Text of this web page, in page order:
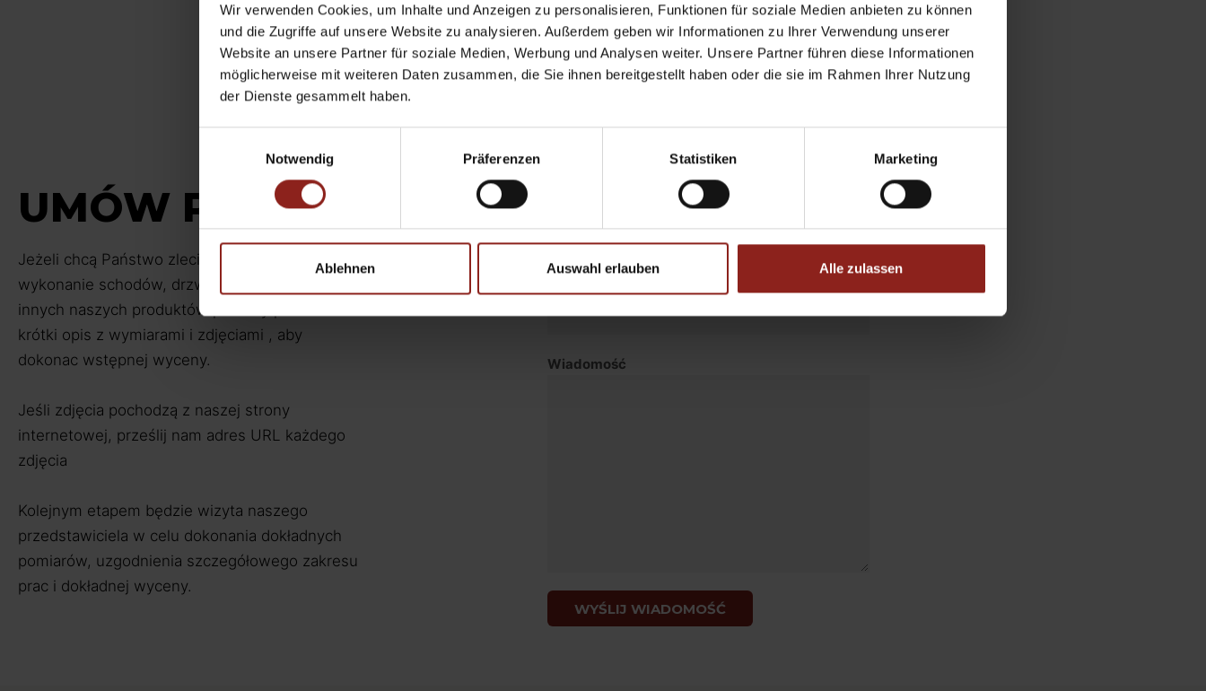
Wir verwenden Cookies, um Inhalte und Anzeigen zu personalisieren, Funktionen für soziale Medien anbieten zu können
und die Zugriffe auf unsere Website zu analysieren. Außerdem geben wir Informationen zu Ihrer Verwendung unserer
Website an unsere Partner für soziale Medien, Werbung und Analysen weiter. Unsere Partner führen diese Informationen
möglicherweise mit weiteren Daten zusammen, die Sie ihnen bereitgestellt haben oder die sie im Rahmen Ihrer Nutzung
der Dienste gesammelt haben.
Notwendig
Präferenzen Statistiken Marketing
Ablehnen Auswahl erlauben Alle zulassen
UMÓW POMIAR
Jeżeli chcą Państwo zlecić naszej stolarni
wykonanie schodów, drzwi, okien, mebli lub
innych naszych produktów prosimy przesłać
krótki opis z wymiarami i zdjęciami , aby
dokonac wstępnej wyceny.
Jeśli zdjęcia pochodzą z naszej strony
internetowej, prześlij nam adres URL każdego
zdjęcia
Kolejnym etapem będzie wizyta naszego
przedstawiciela w celu dokonania dokładnych
pomiarów, uzgodnienia szczegółowego zakresu
prac i dokładnej wyceny.
Pierwszy Ostatni
Wiadomość
WYŚLIJ WIADOMOŚĆ